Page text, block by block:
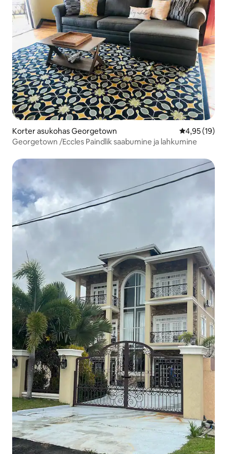
Korter asukohas Georgetown Keskmine
4,95 (19)
Georgetown /Eccles Paindlik saabumine ja lahkumine